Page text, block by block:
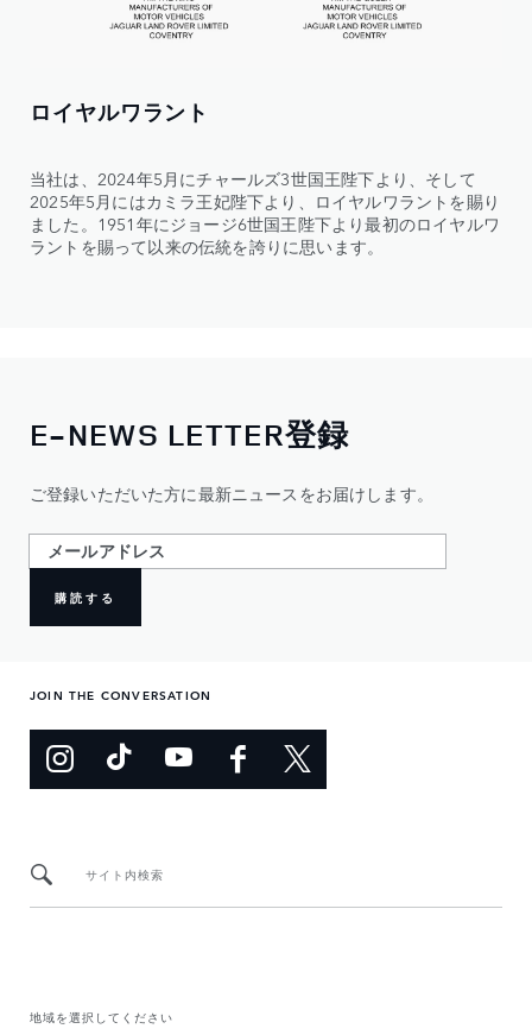
ロイヤルワラント
当社は、2024年5月にチャールズ3世国王陛下より、そして
2025年5月にはカミラ王妃陛下より、ロイヤルワラントを賜り
ました。1951年にジョージ6世国王陛下より最初のロイヤルワ
ラントを賜って以来の伝統を誇りに思います。
E-NEWS LETTER登録
ご登録いただいた方に最新ニュースをお届けします。
購読する
JOIN THE CONVERSATION
サイト内検索
地域を選択してください​